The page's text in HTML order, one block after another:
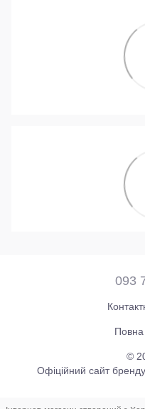
093
Повна
©
Офіційний сайт